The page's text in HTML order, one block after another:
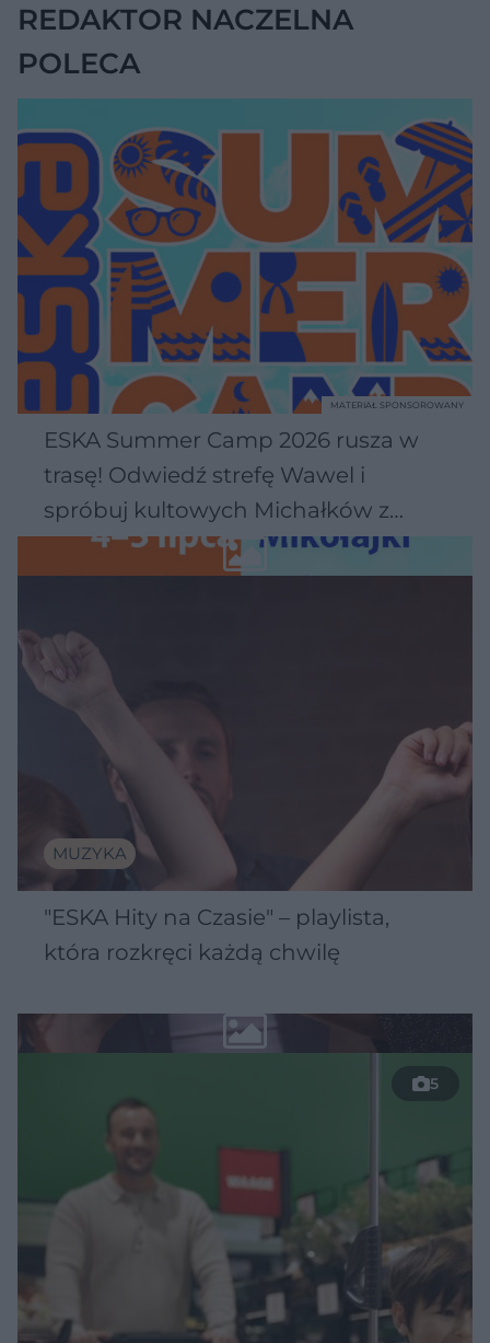
REDAKTOR NACZELNA
POLECA
ESKA Summer Camp 2026 rusza w
trasę! Odwiedź strefę Wawel i
spróbuj kultowych Michałków z
Wawelu
MATERIAŁ SPONSOROWANY
MUZYKA
"ESKA Hity na Czasie" – playlista,
która rozkręci każdą chwilę
5